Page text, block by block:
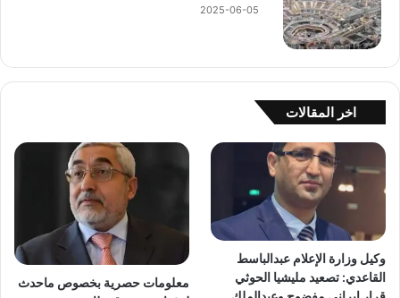
2025-06-05
اخر المقالات
وكيل وزارة الإعلام عبدالباسط
القاعدي: تصعيد مليشيا الحوثي
معلومات حصرية بخصوص ماحدث